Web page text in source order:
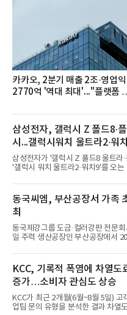
터는 지난 4월(3,435,836건) 대비
치다.연구소에 따르면 7월 생수 브
다수, 백산수, 동원샘물, 스파클, 아
몽베스트, 크리스탈, 풀무원샘물,
진로 석수,
카카오, 2분기 매출 2조·영업익
2770억 '역대 최대'..."플랫폼
삼성전자, 갤럭시 Z 폴드8·
시...갤럭시워치 울트라2·워
삼성전자가 '갤럭시 Z 폴드8 울트라
'갤럭시 워치 울트라2·워치9'를 오
달 28일부터 이달 3일까지 7일간 진
드8 울트라·폴드8·플립8' 사전 판매
마트폰 역대 최고 기록인 144만대
사전 구매 고객 10명 중 약 7명이 '갤
선택했을 만큼 새롭게 선보인 제품
자인에 대한 관심이 높았다.삼성닷
에 참여한 고객 중 절반은 10~30대
다
동국씨엠, 부산공장서 가족
최
동국제강그룹 도금·컬러강판 전문
일 주력 생산공장인 부산공장에서
해’를 개최했다고 6일 밝혔다.행사
후 세 번째로 열렸다. 회사 임직원 자
학과 연계해 진행했다. 부모가 근무
체험함으로 상호 유대감을 형성함과
소속감과 자긍심을 고취하고자 마련
녀’에서 ‘배우자’·‘어머니’에 이어,
년 및 중·고교생까지 대상을 확대했
KCC, 기록적 폭염에 차열도
증가…소비자 관심도 상승
KCC가 최근 2개월(6월~8월 5일) 고
업팀 문의 유형을 분석한 결과 차열